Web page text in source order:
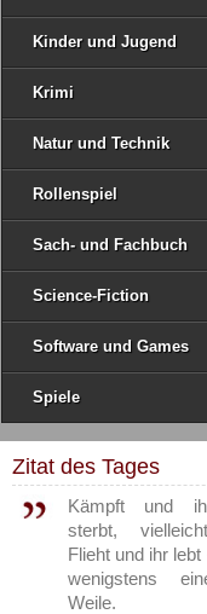
Kinder und Jugend
Krimi
Natur und Technik
Rollenspiel
Sach- und Fachbuch
Science-Fiction
Software und Games
Spiele
Zitat des Tages
Kämpft und
sterbt,
Flieht und ihr lebt
wenigstens
Weile.